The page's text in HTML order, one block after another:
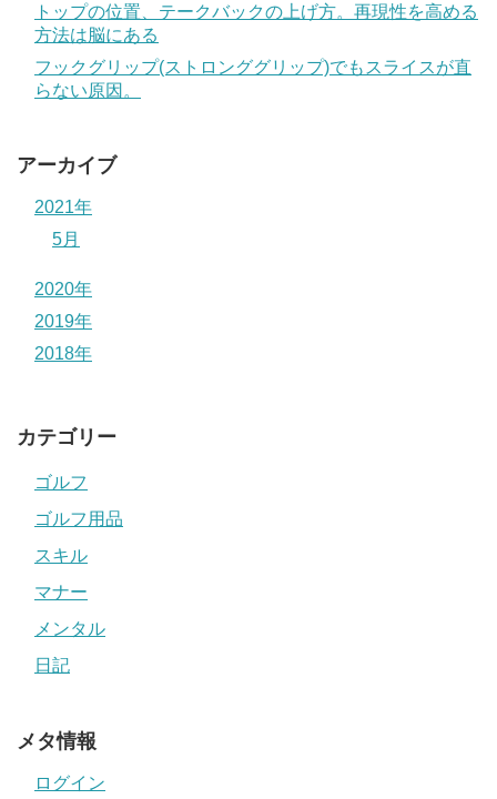
トップの位置、テークバックの上げ方。再現性を高める
方法は脳にある
フックグリップ(ストロンググリップ)でもスライスが直
らない原因。
アーカイブ
2021年
5月
2020年
2019年
2018年
カテゴリー
ゴルフ
ゴルフ用品
スキル
マナー
メンタル
日記
メタ情報
ログイン